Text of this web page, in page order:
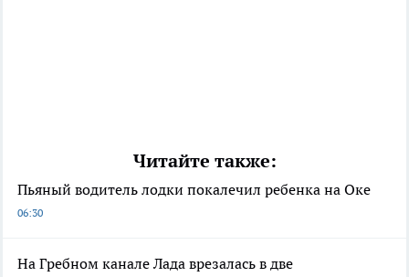
Читайте также:
Пьяный водитель лодки покалечил ребенка на Оке
06:30
На Гребном канале Лада врезалась в две